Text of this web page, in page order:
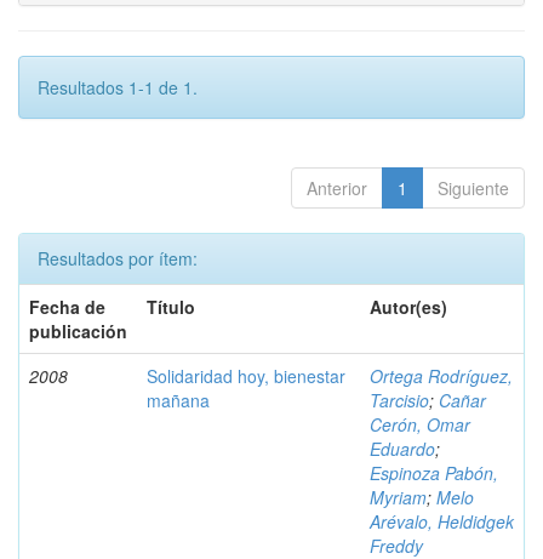
Resultados 1-1 de 1.
Anterior 1 Siguiente
Resultados por ítem:
Fecha de
publicación
Título Autor(es)
2008
Solidaridad hoy, bienestar
mañana
Ortega Rodríguez,
Tarcisio; Cañar
Cerón, Omar
Eduardo;
Espinoza Pabón,
Myriam; Melo
Arévalo, Heldidgek
Freddy